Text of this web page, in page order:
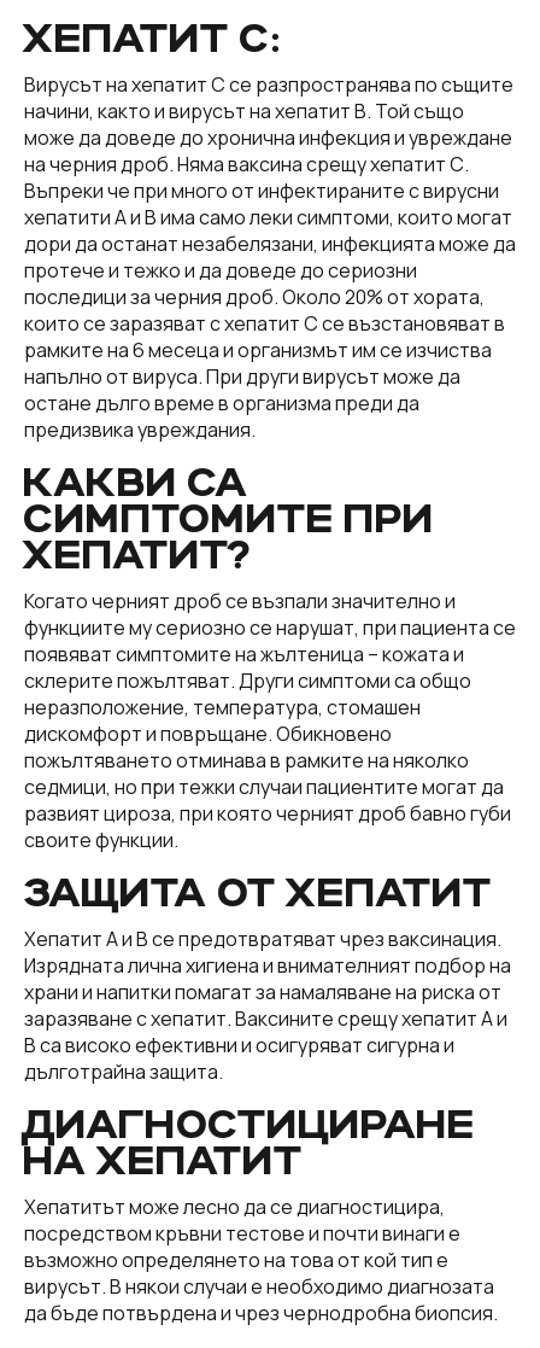
ХЕПАТИТ C:
Вирусът на хепатит С се разпространява по същите
начини, както и вирусът на хепатит В. Той също
може да доведе до хронична инфекция и увреждане
на черния дроб. Няма ваксина срещу хепатит С.
Въпреки че при много от инфектираните с вирусни
хепатити А и В има само леки симптоми, които могат
дори да останат незабелязани, инфекцията може да
протече и тежко и да доведе до сериозни
последици за черния дроб. Около 20% от хората,
които се заразяват с хепатит С се възстановяват в
рамките на 6 месеца и организмът им се изчиства
напълно от вируса. При други вирусът може да
остане дълго време в организма преди да
предизвика увреждания.
КАКВИ СА
СИМПТОМИТЕ ПРИ
ХЕПАТИТ?
Когато черният дроб се възпали значително и
функциите му сериозно се нарушат, при пациента се
появяват симптомите на жълтеница – кожата и
склерите пожълтяват. Други симптоми са общо
неразположение, температура, стомашен
дискомфорт и повръщане. Обикновено
пожълтяването отминава в рамките на няколко
седмици, но при тежки случаи пациентите могат да
развият цироза, при която черният дроб бавно губи
своите функции.
ЗАЩИТА ОТ ХЕПАТИТ
Хепатит А и В се предотвратяват чрез ваксинация.
Изрядната лична хигиена и внимателният подбор на
храни и напитки помагат за намаляване на риска от
заразяване с хепатит. Ваксините срещу хепатит А и
В са високо ефективни и осигуряват сигурна и
дълготрайна защита.
ДИАГНОСТИЦИРАНЕ
НА ХЕПАТИТ
Хепатитът може лесно да се диагностицира,
посредством кръвни тестове и почти винаги е
възможно определянето на това от кой тип е
вирусът. В някои случаи е необходимо диагнозата
да бъде потвърдена и чрез чернодробна биопсия.